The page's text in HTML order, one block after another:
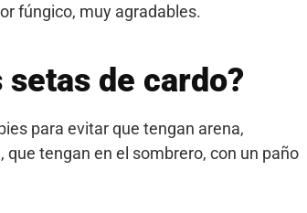
fúngico, muy agradables.
de cardo?
para evitar que tengan arena,
tengan en el sombrero, con un paño